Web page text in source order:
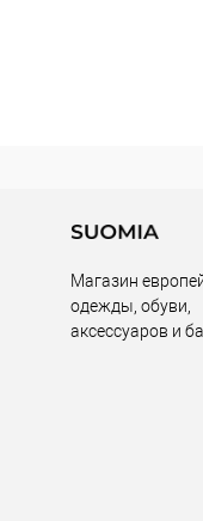
Магазин
одежды, обуви,
аксессуаров и